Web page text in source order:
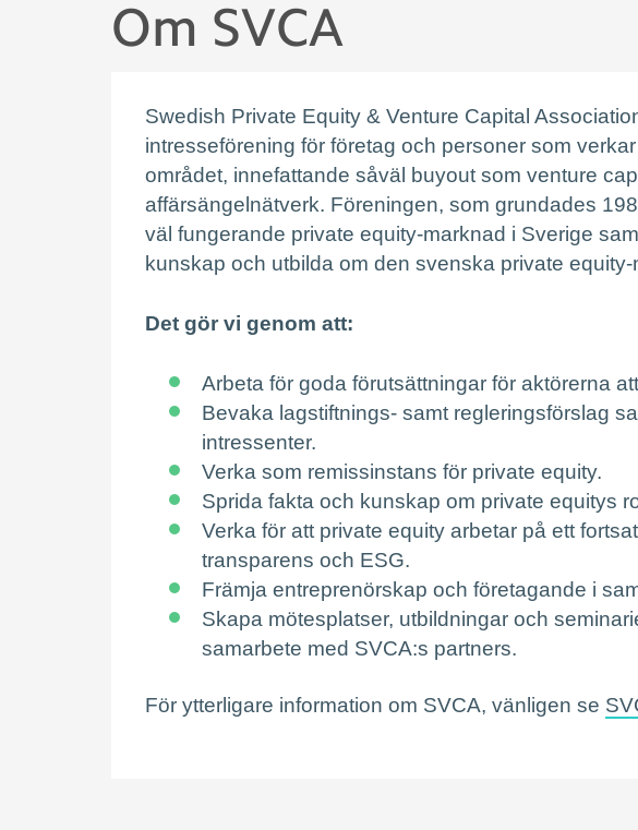
Om SVCA
Swedish Private Equity & Venture Capital
intresseförening för företag och personer som
området, innefattande såväl buyout som venture
affärsängelnätverk. Föreningen, som grundades
väl fungerande private equity-marknad i Sverige
kunskap och utbilda om den svenska private
Det gör vi genom att:
Arbeta för goda förutsättningar för aktörerna
Bevaka lagstiftnings- samt regleringsförslag
intressenter.
Verka som remissinstans för private equity.
Sprida fakta och kunskap om private equitys
Verka för att private equity arbetar på ett
transparens och ESG.
Främja entreprenörskap och företagande i
Skapa mötesplatser, utbildningar och
samarbete med SVCA:s partners.
För ytterligare information om SVCA, vänligen se